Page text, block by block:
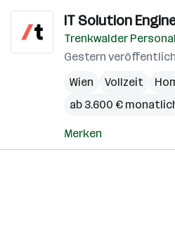
IT Solution
Trenkwalder
Gestern
Wien
Vollzeit
ab 3.600 €
Merken